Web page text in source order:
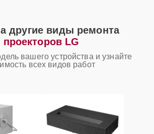
другие виды ремонта
проекторов LG
вашего устройства и узнайте
всех видов работ